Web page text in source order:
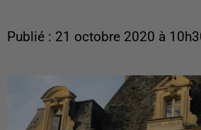
Publié : 21 octobre 2020 à